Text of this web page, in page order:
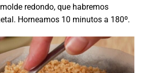
redondo, que habremos
Horneamos 10 minutos a 180º.